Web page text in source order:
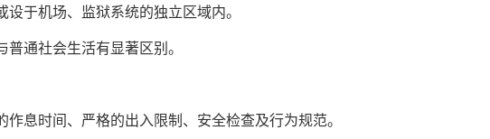
于机场、监狱系统的独立区域内。
通社会生活有显著区别。
息时间、严格的出入限制、安全检查及行为规范。